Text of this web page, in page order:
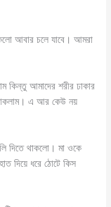
আবার চলে যাবে। আমরা
কিন্তু আমাদের শরীর ঢাকার
থাকলাম। এ আর কেউ নয়
দিতে থাকলো। মা ওকে
দিয়ে ধরে ঠোটে কিস